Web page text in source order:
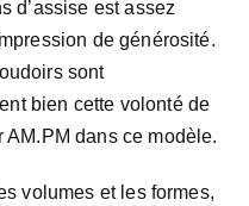
d’assise est assez
de générosité.
sont
bien cette volonté de
AM.PM dans ce modèle.
volumes et les formes,